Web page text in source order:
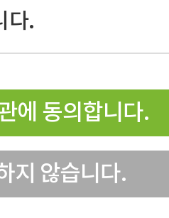
다.
에 동의합니다.
지 않습니다.